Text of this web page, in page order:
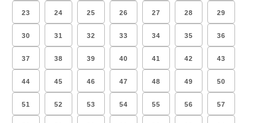
23 24 25 26 27 28 29
30 31 32 33 34 35 36
37 38 39 40 41 42 43
44 45 46 47 48 49 50
51 52 53 54 55 56 57